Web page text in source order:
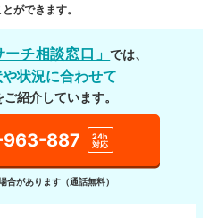
ができます。
ーチ相談窓口」では、
状況に合わせて
紹介しています。
887
24h
対応
があります（通話無料）